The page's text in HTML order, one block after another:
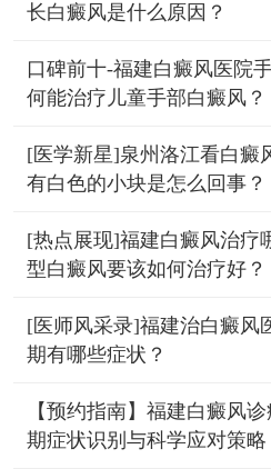
长白癜风是什么原因？
口碑前十-福建白癜风医院
何能治疗儿童手部白癜风？
[医学新星]泉州洛江看白癜
有白色的小块是怎么回事？
[热点展现]福建白癜风治疗
型白癜风要该如何治疗好？
[医师风采录]福建治白癜风
期有哪些症状？
【预约指南】福建白癜风
期症状识别与科学应对策略